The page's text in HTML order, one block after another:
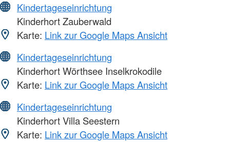
Kindertageseinrichtung
Kinderhort Zauberwald
Karte: Link zur Google Maps Ansicht
Kindertageseinrichtung
Kinderhort Wörthsee Inselkrokodile
Karte: Link zur Google Maps Ansicht
Kindertageseinrichtung
Kinderhort Villa Seestern
Karte: Link zur Google Maps Ansicht